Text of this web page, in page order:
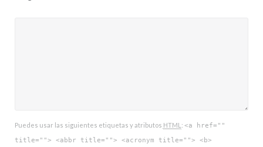
Puedes usar las siguientes etiquetas y atributos HTML : <a href=""
title=""> <abbr title=""> <acronym title=""> <b>